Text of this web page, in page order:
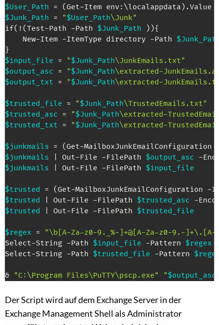
$User_Path
$Junk_Path = "$User_Path\Junk"
if(!(Test-Path -Path $Junk_Path )){
    New-Item -ItemType directory -Path
$input_file = "$Junk_Path\JunkEmails.txt"
$output_asc = "$Junk_Path\extracted-
$output_txt = "$Junk_Path\extracted-
$trusted_file = "$Junk_Path\TrustedEmails.txt"
$trusted_asc = "$Junk_Path\extracted-
$trusted_txt = "$Junk_Path\extracted-
$junkmails
$junkmails | Out-File -FilePath $output_asc
$junkmails | Out-File -FilePath $input_file
$trusted
$trusted | Out-File -FilePath $trusted_asc
$trusted | Out-File -FilePath $trusted_file
$regex =
"\b[A-Za-z0-9._%-]+@[A-Za-z0-9.-
Select-String -Path $input_file -Pattern $regex
Select-String -Path $trusted_file -Pattern
& "C:\Program Files\PuTTY\pscp.exe" "$output_asc
Der Script wird auf dem Exchange Server in der
Exchange Management Shell als Administrator